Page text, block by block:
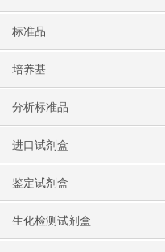
标准品
培养基
分析标准品
进口试剂盒
鉴定试剂盒
生化检测试剂盒